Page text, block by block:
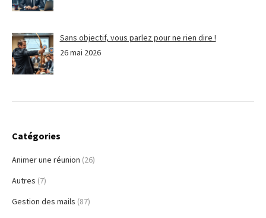
Sans objectif, vous parlez pour ne rien dire !
26 mai 2026
Catégories
Animer une réunion (26)
Autres (7)
Gestion des mails (87)